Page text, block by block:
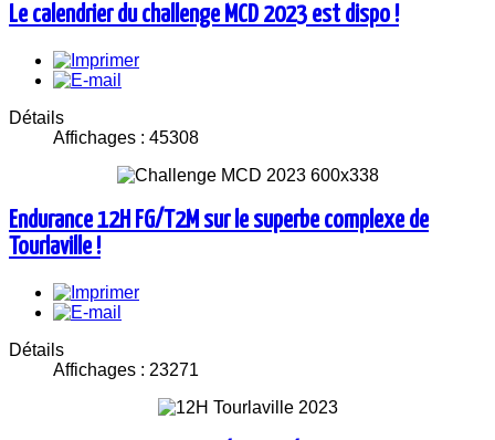
Le calendrier du challenge MCD 2023 est dispo !
Détails
Affichages : 45308
Endurance 12H FG/T2M sur le superbe complexe de
Tourlaville !
Détails
Affichages : 23271